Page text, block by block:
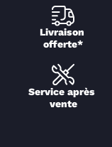
Livraison
offerte*
Service après
vente